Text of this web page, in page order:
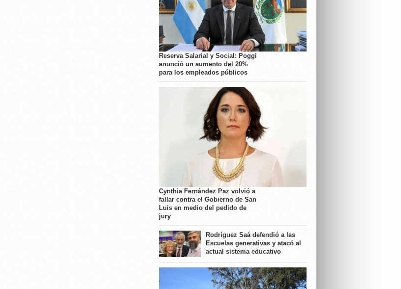
Reserva Salarial y Social: Poggi
anunció un aumento del 20%
para los empleados públicos
Cynthia Fernández Paz volvió a
fallar contra el Gobierno de San
Luis en medio del pedido de
jury
Rodríguez Saá defendió a las
Escuelas generativas y atacó al
actual sistema educativo